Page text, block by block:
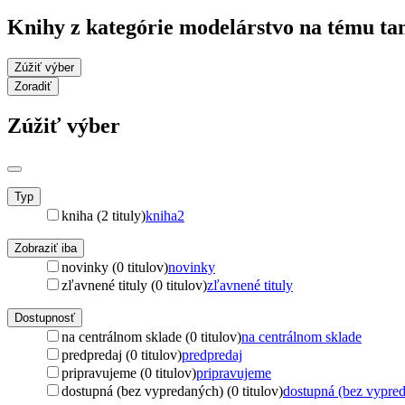
Knihy z kategórie modelárstvo na tému
Zúžiť výber
Zoradiť
Zúžiť výber
Typ
kniha (2 tituly)kniha2
Zobraziť iba
novinky (0 titulov)novinky
zľavnené tituly (0 titulov)zľavnené tituly
Dostupnosť
na centrálnom sklade (0 titulov)na centrálnom sklade
predpredaj (0 titulov)predpredaj
pripravujeme (0 titulov)pripravujeme
dostupná (bez vypredaných) (0 titulov)dostupná (bez